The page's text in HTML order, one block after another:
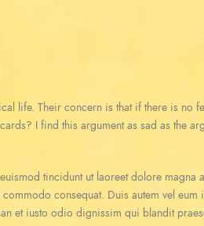
life. Their concern is that if there is no
I find this argument as sad as the
tincidunt ut laoreet dolore magna
consequat. Duis autem vel
et iusto odio dignissim qui blandit